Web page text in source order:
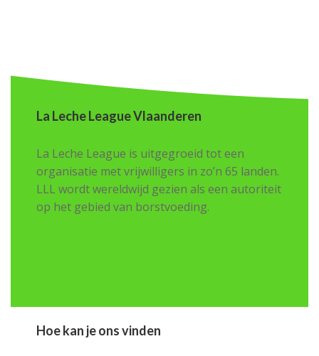
La Leche League Vlaanderen
La Leche League is uitgegroeid tot een
organisatie met vrijwilligers in zo’n 65 landen.
LLL wordt wereldwijd gezien als een autoriteit
op het gebied van borstvoeding.
Hoe kan je ons vinden